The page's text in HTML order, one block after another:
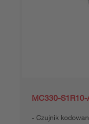
MC330-S1R10-
Czujnik